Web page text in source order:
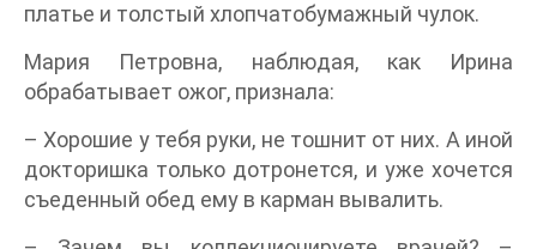
платье и толстый хлопчатобумажный чулок.
Мария Петровна, наблюдая, как Ирина
обрабатывает ожог, признала:
– Хорошие у тебя руки, не тошнит от них. А иной
докторишка только дотронется, и уже хочется
съеденный обед ему в карман вывалить.